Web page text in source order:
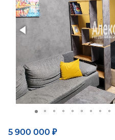
5 900 000 ₽